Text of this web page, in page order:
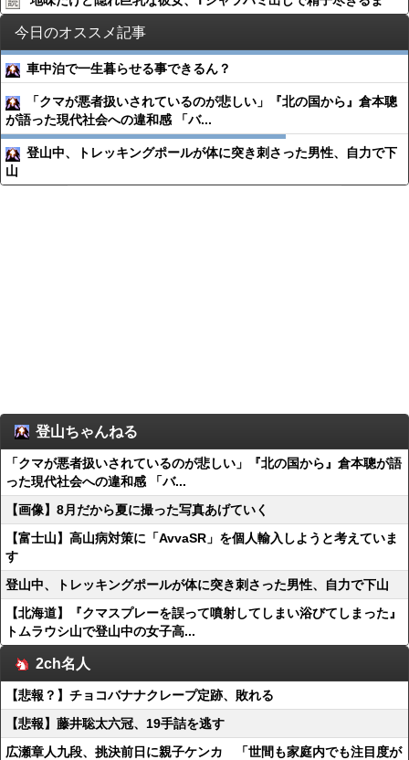
今日のオススメ記事
車中泊で一生暮らせる事できるん？
「クマが悪者扱いされているのが悲しい」『北の国から』倉本聰
が語った現代社会への違和感 「バ...
登山中、トレッキングポールが体に突き刺さった男性、自力で下
山
登山ちゃんねる
「クマが悪者扱いされているのが悲しい」『北の国から』倉本聰が語
った現代社会への違和感 「バ...
【画像】8月だから夏に撮った写真あげていく
【富士山】高山病対策に「AvvaSR」を個人輸入しようと考えていま
す
登山中、トレッキングポールが体に突き刺さった男性、自力で下山
【北海道】『クマスプレーを誤って噴射してしまい浴びてしまった』
トムラウシ山で登山中の女子高...
2ch名人
【悲報？】チョコバナナクレープ定跡、敗れる
【悲報】藤井聡太六冠、19手詰を逃す
広瀬章人九段、挑決前日に親子ケンカ 「世間も家庭内でも注目度が